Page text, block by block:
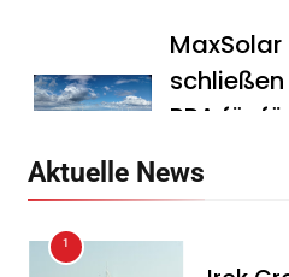
MaxSolar
PPA für
Tanja Schiller
Aktuelle News
1